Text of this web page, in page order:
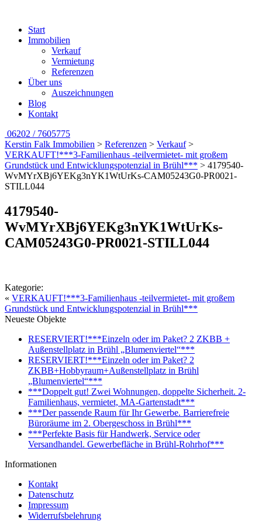
Start
Immobilien
Verkauf
Vermietung
Referenzen
Über uns
Auszeichnungen
Blog
Kontakt
06202 / 7605775
Kerstin Falk Immobilien > Referenzen > Verkauf>
VERKAUFT!***3-Familienhaus -teilvermietet- mit großem
Grundstück und Entwicklungspotenzial in Brühl*** > 4179540-
WvMYrXBj6YEKg3nYK1WtUrKs-CAM05243G0-PR0021-
STILL044
4179540-
WvMYrXBj6YEKg3nYK1WtUrKs-
CAM05243G0-PR0021-STILL044
Kategorie:
« VERKAUFT!***3-Familienhaus -teilvermietet- mit großem
Grundstück und Entwicklungspotenzial in Brühl***
Neueste Objekte
RESERVIERT!***Einzeln oder im Paket? 2 ZKBB +
Außenstellplatz in Brühl „Blumenviertel“***
RESERVIERT!***Einzeln oder im Paket? 2
ZKBB+Hobbyraum+Außenstellplatz in Brühl
„Blumenviertel“***
***Doppelt gut! Zwei Wohnungen, doppelte Sicherheit. 2-
Familienhaus, vermietet, MA-Gartenstadt***
***Der passende Raum für Ihr Gewerbe. Barrierefreie
Büroräume im 2. Obergeschoss in Brühl***
***Perfekte Basis für Handwerk, Service oder
Versandhandel. Gewerbefläche in Brühl-Rohrhof***
Informationen
Kontakt
Datenschutz
Impressum
Widerrufsbelehrung